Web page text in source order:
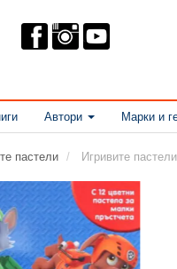
Автори Марки и
пастели Игривите